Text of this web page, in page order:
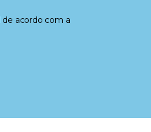
acordo com a